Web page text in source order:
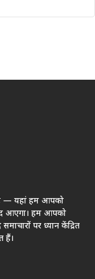
है — यहां हम आपको
आएगा। हम आपको
पर ध्यान केंद्रित
हैं।